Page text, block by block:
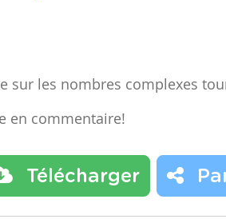
sur les nombres complexes
en commentaire!
Télécharger